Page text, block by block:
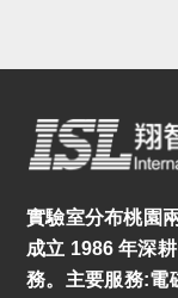
實驗室分布桃園
成立 1986 年深
務。主要服務:電